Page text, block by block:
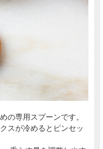
の専用スプーンです。
スが冷めるとピンセッ